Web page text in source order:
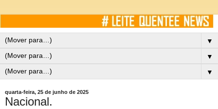
▼
▼
▼
quarta-feira, 25 de junho de 2025
Nacional.